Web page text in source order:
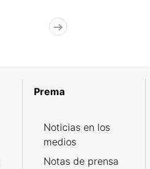
Prema
Noticias en los
medios
Notas de prensa